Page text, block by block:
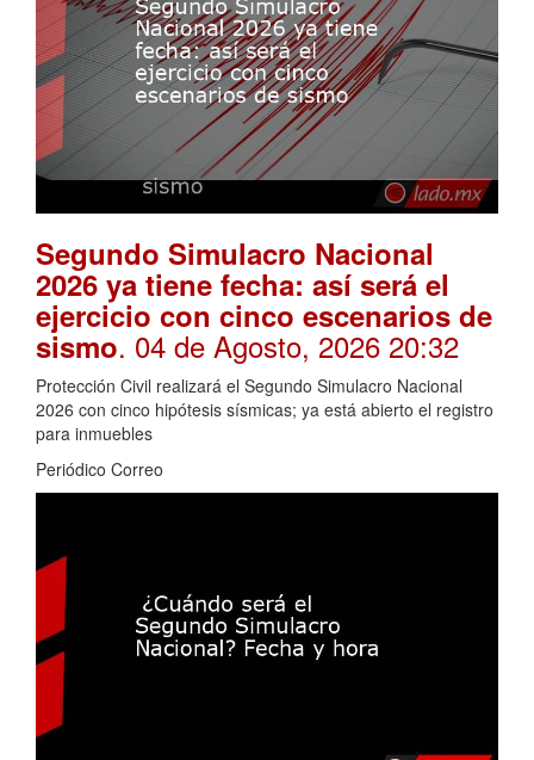
Segundo Simulacro Nacional
2026 ya tiene fecha: así será el
ejercicio con cinco escenarios de
sismo. 04 de Agosto, 2026 20:32
Protección Civil realizará el Segundo Simulacro Nacional
2026 con cinco hipótesis sísmicas; ya está abierto el registro
para inmuebles
Periódico Correo